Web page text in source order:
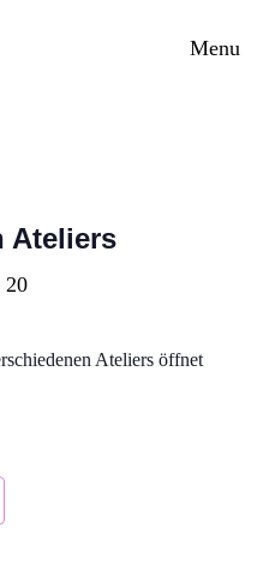
Menu
Ateliers
20
Ateliers öffnet